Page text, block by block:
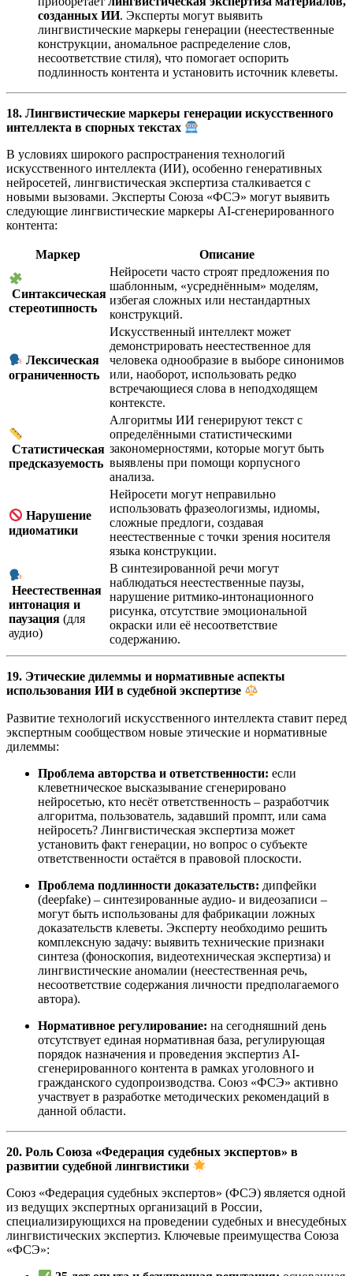
созданных ИИ. Эксперты могут выявить
лингвистические маркеры генерации (неестественные
конструкции, аномальное распределение слов,
несоответствие стиля), что помогает оспорить
подлинность контента и установить источник клеветы.
18. Лингвистические маркеры генерации искусственного
интеллекта в спорных текстах
В условиях широкого распространения технологий
искусственного интеллекта (ИИ), особенно генеративных
нейросетей, лингвистическая экспертиза сталкивается с
новыми вызовами. Эксперты Союза «ФСЭ» могут выявить
следующие лингвистические маркеры AI-сгенерированного
контента:
Маркер Описание
Синтаксическая
стереотипность
Нейросети часто строят предложения по
шаблонным, «усреднённым» моделям,
избегая сложных или нестандартных
конструкций.
Лексическая
ограниченность
Искусственный интеллект может
демонстрировать неестественное для
человека однообразие в выборе синонимов
или, наоборот, использовать редко
встречающиеся слова в неподходящем
контексте.
Статистическая
предсказуемость
Алгоритмы ИИ генерируют текст с
определёнными статистическими
закономерностями, которые могут быть
выявлены при помощи корпусного
анализа.
Нарушение
идиоматики
Нейросети могут неправильно
использовать фразеологизмы, идиомы,
сложные предлоги, создавая
неестественные с точки зрения носителя
языка конструкции.
Неестественная
интонация и
паузация (для
аудио)
В синтезированной речи могут
наблюдаться неестественные паузы,
нарушение ритмико-интонационного
рисунка, отсутствие эмоциональной
окраски или её несоответствие
содержанию.
19. Этические дилеммы и нормативные аспекты
использования ИИ в судебной экспертизе
Развитие технологий искусственного интеллекта ставит перед
экспертным сообществом новые этические и нормативные
дилеммы:
Проблема авторства и ответственности: если
клеветническое высказывание сгенерировано
нейросетью, кто несёт ответственность – разработчик
алгоритма, пользователь, задавший промпт, или сама
нейросеть? Лингвистическая экспертиза может
установить факт генерации, но вопрос о субъекте
ответственности остаётся в правовой плоскости.
Проблема подлинности доказательств: дипфейки
(deepfake) – синтезированные аудио- и видеозаписи –
могут быть использованы для фабрикации ложных
доказательств клеветы. Эксперту необходимо решить
комплексную задачу: выявить технические признаки
синтеза (фоноскопия, видеотехническая экспертиза) и
лингвистические аномалии (неестественная речь,
несоответствие содержания личности предполагаемого
автора).
Нормативное регулирование: на сегодняшний день
отсутствует единая нормативная база, регулирующая
порядок назначения и проведения экспертиз AI-
сгенерированного контента в рамках уголовного и
гражданского судопроизводства. Союз «ФСЭ» активно
участвует в разработке методических рекомендаций в
данной области.
20. Роль Союза «Федерация судебных экспертов» в
развитии судебной лингвистики
Союз «Федерация судебных экспертов» (ФСЭ) является одной
из ведущих экспертных организаций в России,
специализирующихся на проведении судебных и внесудебных
лингвистических экспертиз. Ключевые преимущества Союза
«ФСЭ»: